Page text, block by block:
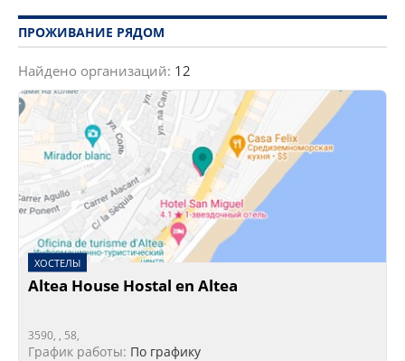
ПРОЖИВАНИЕ РЯДОМ
Найдено организаций: 12
ХОСТЕЛЫ
Altea House Hostal en Altea
3590, , 58,
График работы: По графику